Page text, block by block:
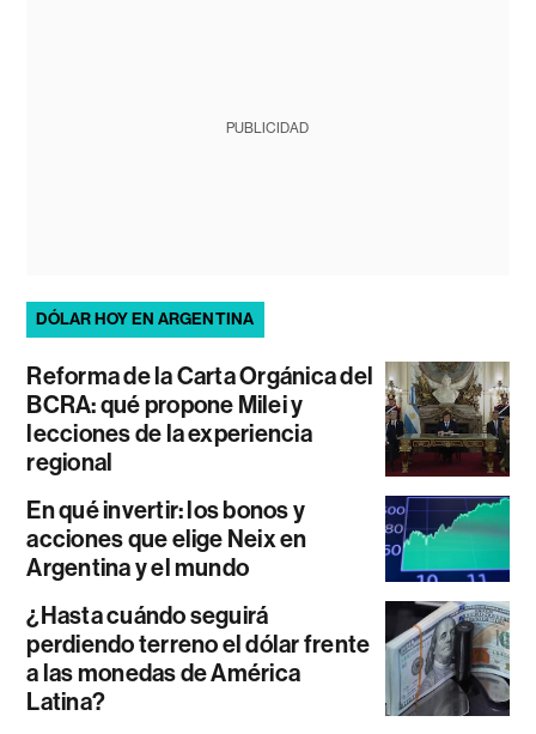
PUBLICIDAD
DÓLAR HOY EN ARGENTINA
Reforma de la Carta Orgánica del
BCRA: qué propone Milei y
lecciones de la experiencia
regional
En qué invertir: los bonos y
acciones que elige Neix en
Argentina y el mundo
¿Hasta cuándo seguirá
perdiendo terreno el dólar frente
a las monedas de América
Latina?